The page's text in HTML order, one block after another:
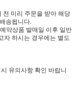
전 미리 주문을 받아 해당
송됩니다.
약상품 발매일 이후 일반
자 하시는 경우에는 별도
유의사항 확인 바랍니